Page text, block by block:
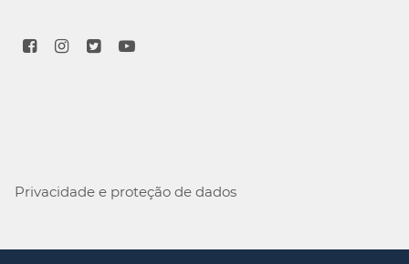
Privacidade e proteção de dados